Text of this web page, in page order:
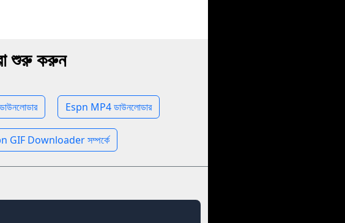
শুরু করুন
Espn MP4 ডাউনলোডার
GIF Downloader সম্পর্কে